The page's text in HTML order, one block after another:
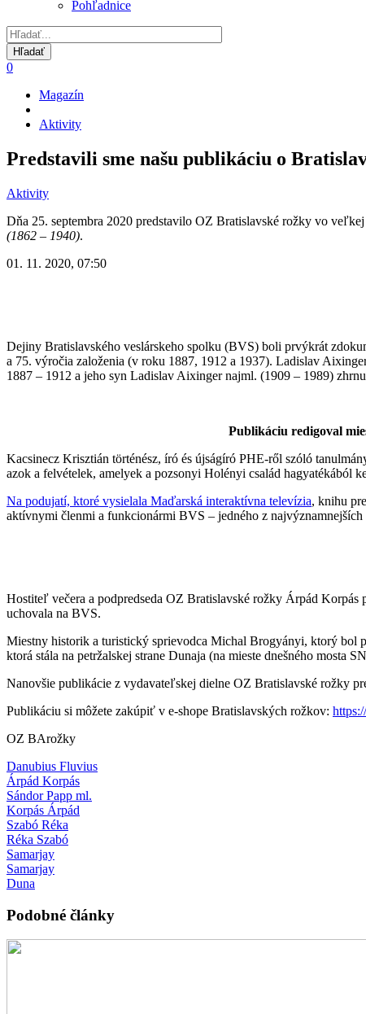
Pohľadnice
0
Omrvinka
Magazín
Aktivity
Predstavili sme našu publikáciu o
Aktivity
Dňa 25. septembra 2020 predstavilo OZ Bratislavské rožky vo
(1862 – 1940).
01. 11. 2020, 07:50
Dejiny Bratislavského veslárskeho spolku (BVS) boli prvýkrát
a 75. výročia založenia (v roku 1887, 1912 a 1937). Ladislav
1887 – 1912 a jeho syn Ladislav Aixinger najml. (1909 – 1989)
Publikáciu redigoval
Kacsinecz Krisztián történész, író és újságíró PHE-ről szóló
azok a felvételek, amelyek a pozsonyi Holényi család hagyatékából
Na podujatí, ktoré vysielala Maďarská interaktívna televízia, knihu
aktívnymi členmi a funkcionármi BVS – jedného z
Hostiteľ večera a podpredseda OZ Bratislavské rožky Árpád Korpás
uchovala na BVS.
Miestny historik a turistický sprievodca Michal Brogyányi, ktorý bol
ktorá stála na petržalskej strane Dunaja (na mieste dnešného mosta
Nanovšie publikácie z vydavateľskej dielne OZ Bratislavské rožky
Publikáciu si môžete zakúpiť v e-shope Bratislavských rožkov:
OZ BArožky
Danubius Fluvius
Árpád Korpás
Sándor Papp ml.
Korpás Árpád
Szabó Réka
Réka Szabó
Samarjay
Samarjay
Duna
Podobné články